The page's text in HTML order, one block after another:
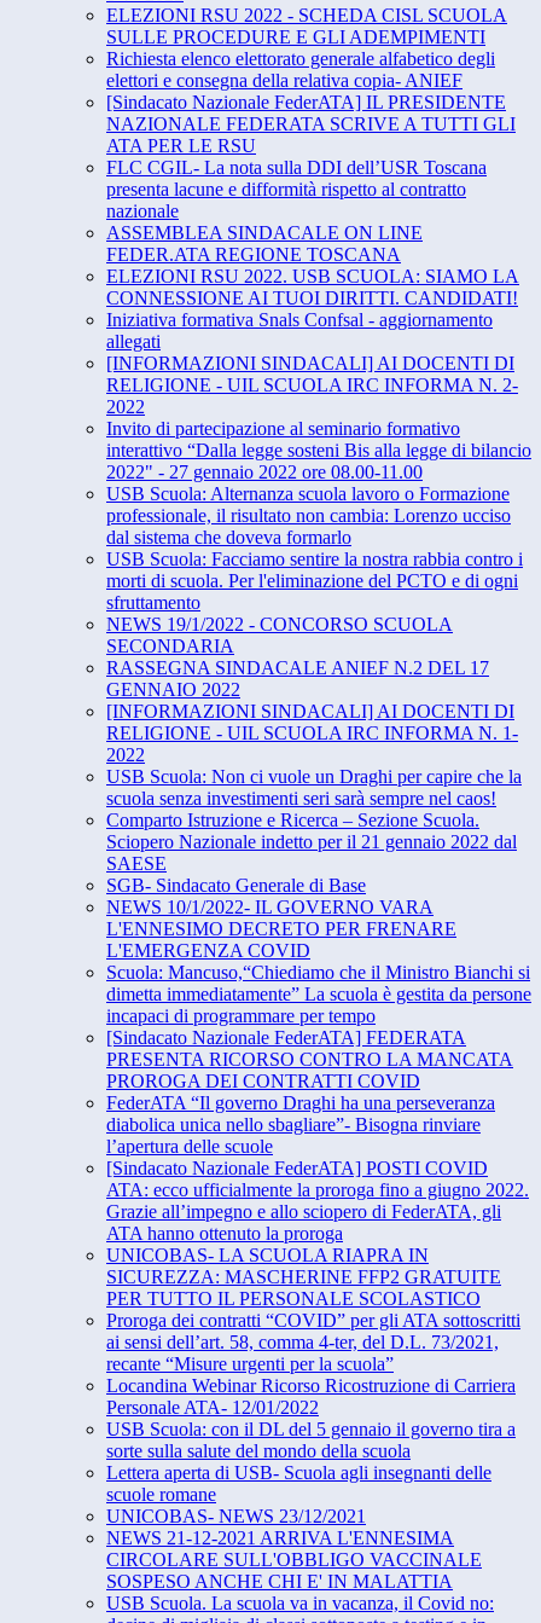
ELEZIONI RSU 2022 - SCHEDA CISL SCUOLA
SULLE PROCEDURE E GLI ADEMPIMENTI
Richiesta elenco elettorato generale alfabetico degli
elettori e consegna della relativa copia- ANIEF
[Sindacato Nazionale FederATA] IL PRESIDENTE
NAZIONALE FEDERATA SCRIVE A TUTTI GLI
ATA PER LE RSU
FLC CGIL- La nota sulla DDI dell’USR Toscana
presenta lacune e difformità rispetto al contratto
nazionale
ASSEMBLEA SINDACALE ON LINE
FEDER.ATA REGIONE TOSCANA
ELEZIONI RSU 2022. USB SCUOLA: SIAMO LA
CONNESSIONE AI TUOI DIRITTI. CANDIDATI!
Iniziativa formativa Snals Confsal - aggiornamento
allegati
[INFORMAZIONI SINDACALI] AI DOCENTI DI
RELIGIONE - UIL SCUOLA IRC INFORMA N. 2-
2022
Invito di partecipazione al seminario formativo
interattivo “​Dalla legge sosteni Bis alla legge di bilancio
2022" - 27 ​gennaio 2022​ ore ​08.00-11.00
USB Scuola: Alternanza scuola lavoro o Formazione
professionale, il risultato non cambia: Lorenzo ucciso
dal sistema che doveva formarlo
USB Scuola: Facciamo sentire la nostra rabbia contro i
morti di scuola. Per l'eliminazione del PCTO e di ogni
sfruttamento
NEWS 19/1/2022 - CONCORSO SCUOLA
SECONDARIA
RASSEGNA SINDACALE ANIEF N.2 DEL 17
GENNAIO 2022
[INFORMAZIONI SINDACALI] AI DOCENTI DI
RELIGIONE - UIL SCUOLA IRC INFORMA N. 1-
2022
USB Scuola: Non ci vuole un Draghi per capire che la
scuola senza investimenti seri sarà sempre nel caos!
Comparto Istruzione e Ricerca – Sezione Scuola.
Sciopero Nazionale indetto per il 21 gennaio 2022 dal
SAESE
SGB- Sindacato Generale di Base
NEWS 10/1/2022- IL GOVERNO VARA
L'ENNESIMO DECRETO PER FRENARE
L'EMERGENZA COVID
Scuola: Mancuso,“Chiediamo che il Ministro Bianchi si
dimetta immediatamente” La scuola è gestita da persone
incapaci di programmare per tempo
[Sindacato Nazionale FederATA] FEDERATA
PRESENTA RICORSO CONTRO LA MANCATA
PROROGA DEI CONTRATTI COVID
FederATA “Il governo Draghi ha una perseveranza
diabolica unica nello sbagliare”- Bisogna rinviare
l’apertura delle scuole
[Sindacato Nazionale FederATA] POSTI COVID
ATA: ecco ufficialmente la proroga fino a giugno 2022.
Grazie all’impegno e allo sciopero di FederATA, gli
ATA hanno ottenuto la proroga
UNICOBAS- LA SCUOLA RIAPRA IN
SICUREZZA: MASCHERINE FFP2 GRATUITE
PER TUTTO IL PERSONALE SCOLASTICO
Proroga dei contratti “COVID” per gli ATA sottoscritti
ai sensi dell’art. 58, comma 4-ter, del D.L. 73/2021,
recante “Misure urgenti per la scuola”
Locandina Webinar Ricorso Ricostruzione di Carriera
Personale ATA- 12/01/2022
USB Scuola: con il DL del 5 gennaio il governo tira a
sorte sulla salute del mondo della scuola
Lettera aperta di USB- Scuola agli insegnanti delle
scuole romane
UNICOBAS- NEWS 23/12/2021
NEWS 21-12-2021 ARRIVA L'ENNESIMA
CIRCOLARE SULL'OBBLIGO VACCINALE
SOSPESO ANCHE CHI E' IN MALATTIA
USB Scuola. La scuola va in vacanza, il Covid no: